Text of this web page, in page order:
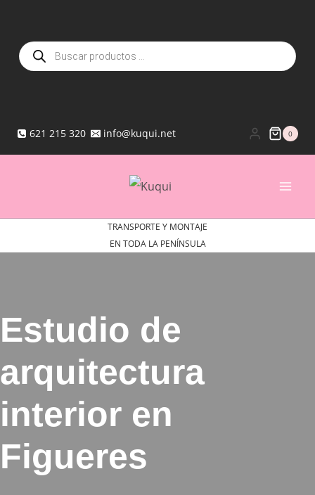
contenido
Búsqueda
de
productos
621 215 320 info@kuqui.net 0
TRANSPORTE Y MONTAJE
EN TODA LA PENÍNSULA
Estudio de
arquitectura
interior en
Figueres